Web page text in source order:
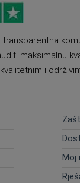
maksimalnu
i
Moj